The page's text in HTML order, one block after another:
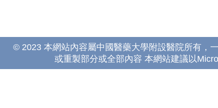
© 2023 本網站內容屬中國醫藥大學附設醫院所有，
或重製部分或全部內容 本網站建議以